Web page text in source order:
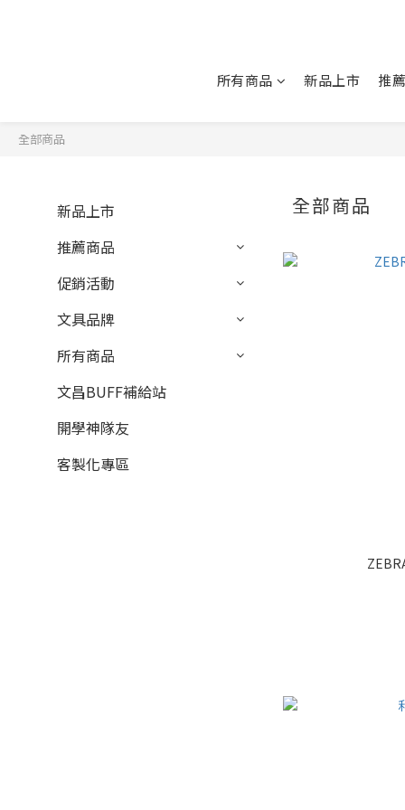
所有商品 新品上市 推
全部商品
新品上市
推薦商品
促銷活動
文具品牌
所有商品
文昌BUFF補給站
開學神隊友
客製化專區
全部商品